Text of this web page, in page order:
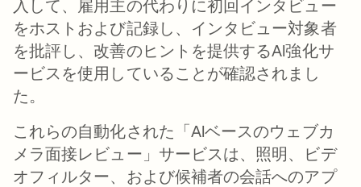
入して、雇用主の代わりに初回インタビュー
をホストおよび記録し、インタビュー対象者
を批評し、改善のヒントを提供するAI強化サ
ービスを使用していることが確認されまし
た。
これらの自動化された「AIベースのウェブカ
メラ面接レビュー」サービスは、照明、ビデ
オフィルター、および候補者の会話へのアプ